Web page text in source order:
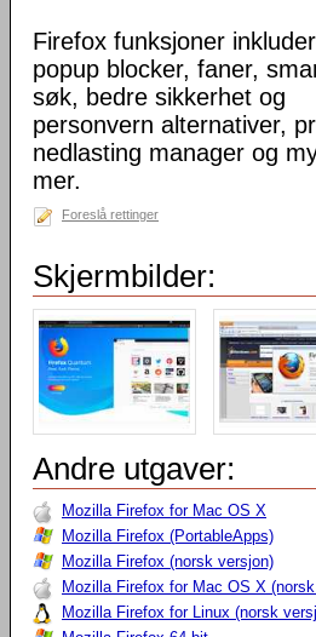
Firefox funksjoner
popup blocker, faner,
søk, bedre sikkerhet og
personvern alternativer,
nedlasting manager og
mer.
Foreslå rettinger
Skjermbilder:
Andre utgaver:
Mozilla Firefox for Mac OS X
Mozilla Firefox (PortableApps)
Mozilla Firefox (norsk versjon)
Mozilla Firefox for Mac OS X
Mozilla Firefox for Linux (norsk